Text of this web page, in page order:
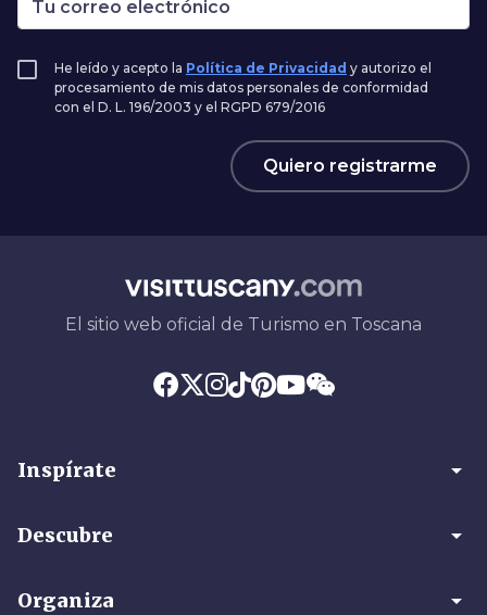
He leído y acepto la Política de Privacidad y autorizo el
procesamiento de mis datos personales de conformidad
con el D. L. 196/2003 y el RGPD 679/2016
Quiero registrarme
El sitio web oficial de Turismo en Toscana
Inspírate arrow_drop_down
Descubre arrow_drop_down
Organiza arrow_drop_down